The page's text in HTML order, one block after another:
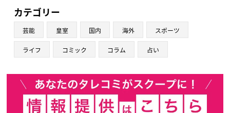
カテゴリー
芸能 皇室 国内 海外 スポーツ
ライフ コミック コラム 占い